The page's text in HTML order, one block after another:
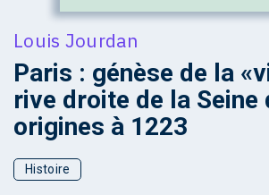
Louis Jourdan
Paris : génèse de la
rive droite de la Seine
origines à 1223
Histoire